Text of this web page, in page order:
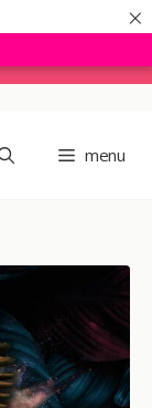
×
menu